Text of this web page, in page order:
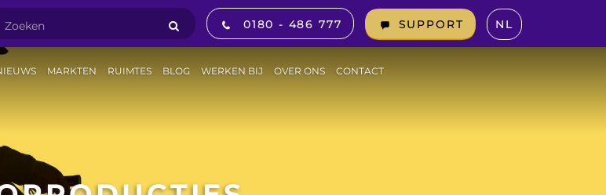
0180 - 486 777 SUPPORT NL
MARKTEN RUIMTES BLOG WERKEN BIJ OVER ONS CONTACT